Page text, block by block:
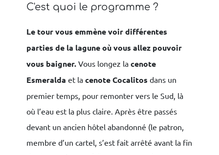
C'est quoi le programme ?
Le tour vous emmène voir différentes
parties de la lagune où vous allez pouvoir
vous baigner. Vous longez la cenote
Esmeralda et la cenote Cocalitos dans un
premier temps, pour remonter vers le Sud, là
où l’eau est la plus claire. Après être passés
devant un ancien hôtel abandonné (le patron,
membre d’un cartel, s’est fait arrêté avant la fin